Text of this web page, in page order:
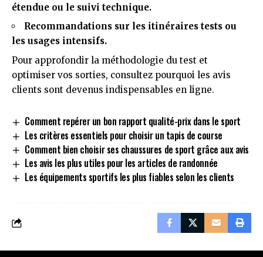
étendue ou le suivi technique.
Recommandations sur les itinéraires tests ou
les usages intensifs.
Pour approfondir la méthodologie du test et
optimiser vos sorties, consultez pourquoi les avis
clients sont devenus indispensables en ligne.
Comment repérer un bon rapport qualité-prix dans le sport
Les critères essentiels pour choisir un tapis de course
Comment bien choisir ses chaussures de sport grâce aux avis
Les avis les plus utiles pour les articles de randonnée
Les équipements sportifs les plus fiables selon les clients